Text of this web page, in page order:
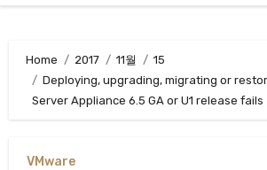
Home 2017 11월
15
Deploying, upgrading, migrating or
Server Appliance 6.5 GA or U1 release fails
VMware